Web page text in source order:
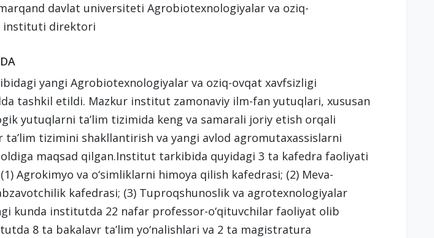
davlat universiteti Agrobiotexnologiyalar va oziq-
instituti direktori
yangi Agrobiotexnologiyalar va oziq-ovqat xavfsizligi
tashkil etildi. Mazkur institut zamonaviy ilm-fan yutuqlari, xususan
yutuqlarni ta’lim tizimida keng va samarali joriy etish orqali
ta’lim tizimini shakllantirish va yangi avlod agromutaxassislarni
oldiga maqsad qilgan.Institut tarkibida quyidagi 3 ta kafedra faoliyati
(1) Agrokimyo va o‘simliklarni himoya qilish kafedrasi; (2) Meva-
kafedrasi; (3) Tuproqshunoslik va agrotexnologiyalar
kunda institutda 22 nafar professor-o‘qituvchilar faoliyat olib
8 ta bakalavr ta’lim yo‘nalishlari va 2 ta magistratura